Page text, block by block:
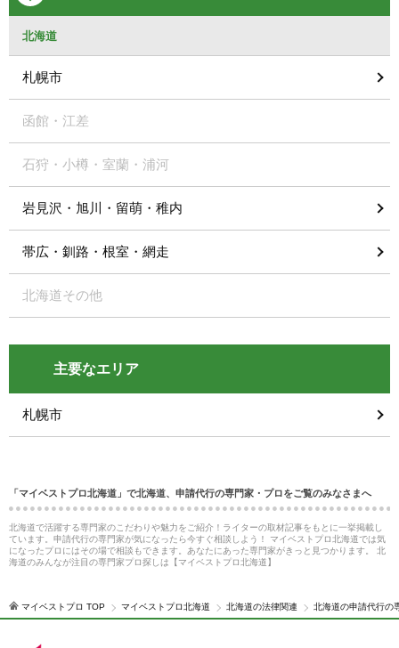
北海道
札幌市
函館・江差
石狩・小樽・室蘭・浦河
岩見沢・旭川・留萌・稚内
帯広・釧路・根室・網走
北海道その他
主要なエリア
札幌市
「マイベストプロ北海道」で北海道、申請代行の専門家・プロをご覧のみなさまへ
北海道で活躍する専門家のこだわりや魅力をご紹介！ライターの取材記事をもとに一挙掲載し
ています。申請代行の専門家が気になったら今すぐ相談しよう！ マイベストプロ北海道では気
になったプロにはその場で相談もできます。あなたにあった専門家がきっと見つかります。 北
海道のみんなが注目の専門家プロ探しは【マイベストプロ北海道】
マイベストプロ TOP マイベストプロ北海道 北海道の法律関連 北海道の申請代行の